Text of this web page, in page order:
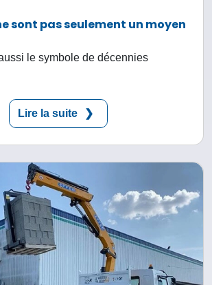
sont pas seulement un moyen
le symbole de décennies
Lire la suite